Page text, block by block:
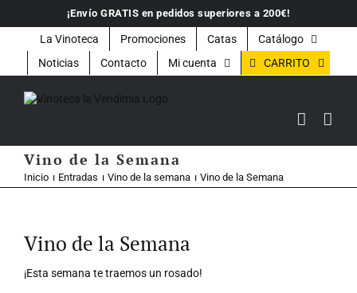
contenido
¡Envío GRATIS en pedidos superiores a 200€!
La Vinoteca Promociones Catas
Catálogo
Noticias
Contacto Mi cuenta CARRITO
Vino de la Semana
Inicio Entradas Vino de la semana Vino de la Semana
más
Vino de la Semana
¡Esta semana te traemos un rosado!